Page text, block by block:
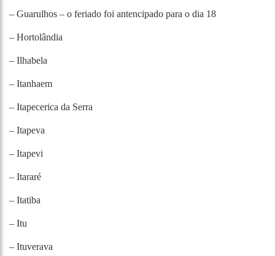
– Guarulhos – o feriado foi antencipado para o dia 18
– Hortolândia
– Ilhabela
– Itanhaem
– Itapecerica da Serra
– Itapeva
– Itapevi
– Itararé
– Itatiba
– Itu
– Ituverava